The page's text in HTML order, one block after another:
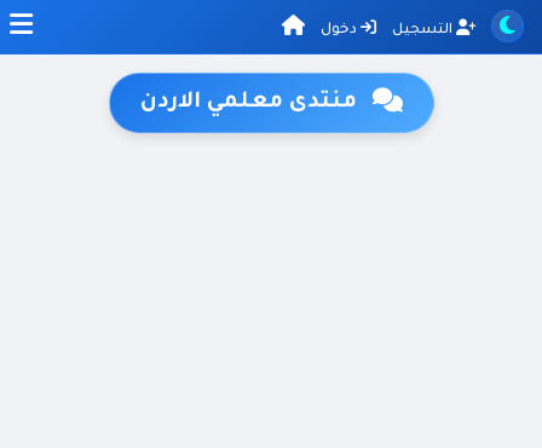
التسجيل دخول
منتدى معلمي الاردن